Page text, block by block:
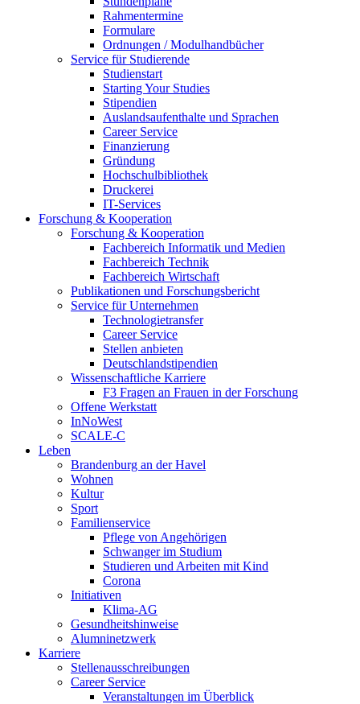
Rahmentermine
Formulare
Ordnungen / Modulhandbücher
Service für Studierende
Studienstart
Starting Your Studies
Stipendien
Auslandsaufenthalte und Sprachen
Career Service
Finanzierung
Gründung
Hochschulbibliothek
Druckerei
IT-Services
Forschung & Kooperation
Forschung & Kooperation
Fachbereich Informatik und Medien
Fachbereich Technik
Fachbereich Wirtschaft
Publikationen und Forschungsbericht
Service für Unternehmen
Technologietransfer
Career Service
Stellen anbieten
Deutschlandstipendien
Wissenschaftliche Karriere
F3 Fragen an Frauen in der Forschung
Offene Werkstatt
InNoWest
SCALE-C
Leben
Brandenburg an der Havel
Wohnen
Kultur
Sport
Familienservice
Pflege von Angehörigen
Schwanger im Studium
Studieren und Arbeiten mit Kind
Corona
Initiativen
Klima-AG
Gesundheitshinweise
Alumninetzwerk
Karriere
Stellenausschreibungen
Career Service
Veranstaltungen im Überblick